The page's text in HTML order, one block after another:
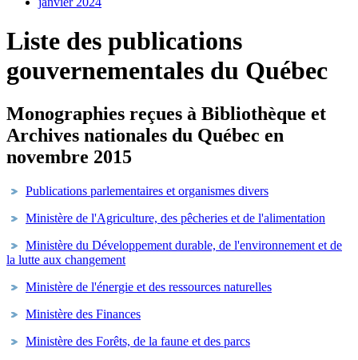
Liste des publications
gouvernementales du Québec
Monographies reçues à Bibliothèque et
Archives nationales du Québec en
novembre 2015
Publications parlementaires et organismes divers
Ministère de l'Agriculture, des pêcheries et de l'alimentation
Ministère du Développement durable, de l'environnement et de
la lutte aux changement
Ministère de l'énergie et des ressources naturelles
Ministère des Finances
Ministère des Forêts, de la faune et des parcs